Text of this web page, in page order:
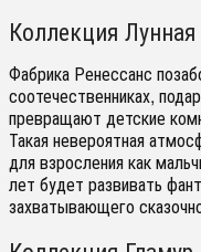
Коллекция Лунная
Фабрика Ренессанс
соотечественниках,
превращают детские
Такая невероятная
для взросления как
лет будет развивать
захватывающего